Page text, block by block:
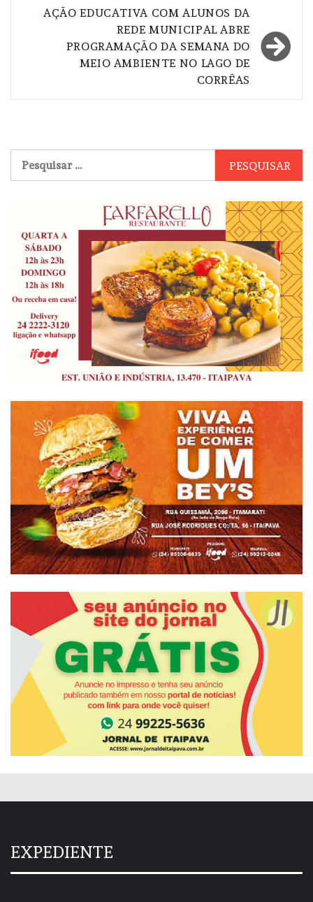
AÇÃO EDUCATIVA COM ALUNOS DA
REDE MUNICIPAL ABRE
PROGRAMAÇÃO DA SEMANA DO
MEIO AMBIENTE NO LAGO DE
CORRÊAS
por:
EXPEDIENTE